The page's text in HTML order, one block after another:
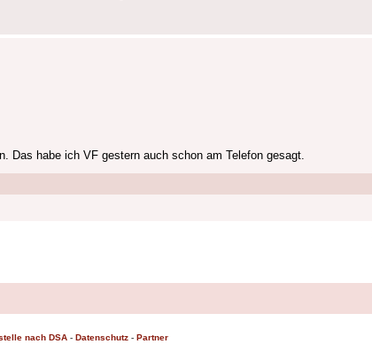
Das habe ich VF gestern auch schon am Telefon gesagt.
nach DSA - Datenschutz - Partner